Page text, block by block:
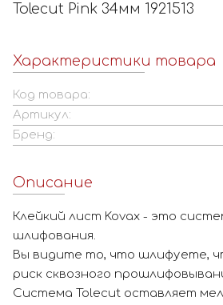
Tolecut Pink 34мм 1921513
Характеристики товара
Код товара:
Артикул:
Бренд:
Описание
Клейкий лист Kovax - это
шлифования.
Вы видите то, что шлифуете,
риск сквозного
Система Tolecut оставляет